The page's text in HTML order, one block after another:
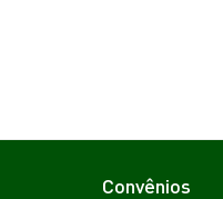
Convênios